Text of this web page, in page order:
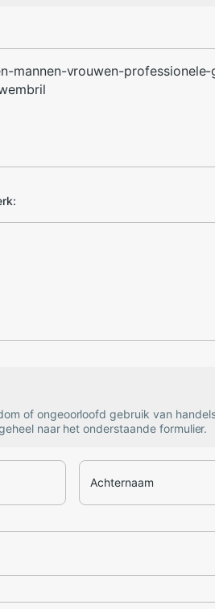
of ongeoorloofd gebruik van
naar het onderstaande formulier.
Achternaam